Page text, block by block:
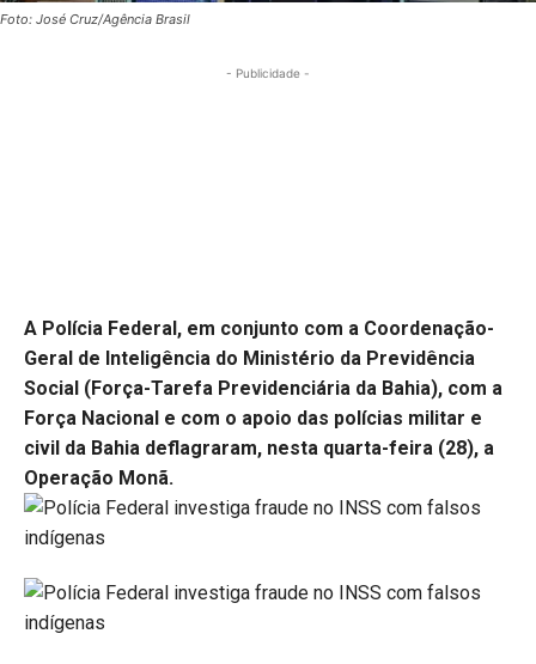
Foto: José Cruz/Agência Brasil
- Publicidade -
A Polícia Federal, em conjunto com a Coordenação-
Geral de Inteligência do Ministério da Previdência
Social (Força-Tarefa Previdenciária da Bahia), com a
Força Nacional e com o apoio das polícias militar e
civil da Bahia deflagraram, nesta quarta-feira (28), a
Operação Monã.